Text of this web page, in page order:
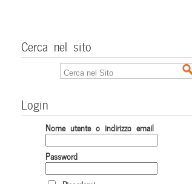
Cerca nel sito
Login
Nome utente o indirizzo email
Password